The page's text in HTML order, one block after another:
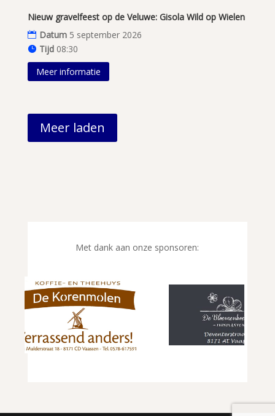
Nieuw gravelfeest op de Veluwe: Gisola Wild op Wielen
Datum 5 september 2026
Tijd 08:30
Meer informatie
Meer laden
Met dank aan onze sponsoren: